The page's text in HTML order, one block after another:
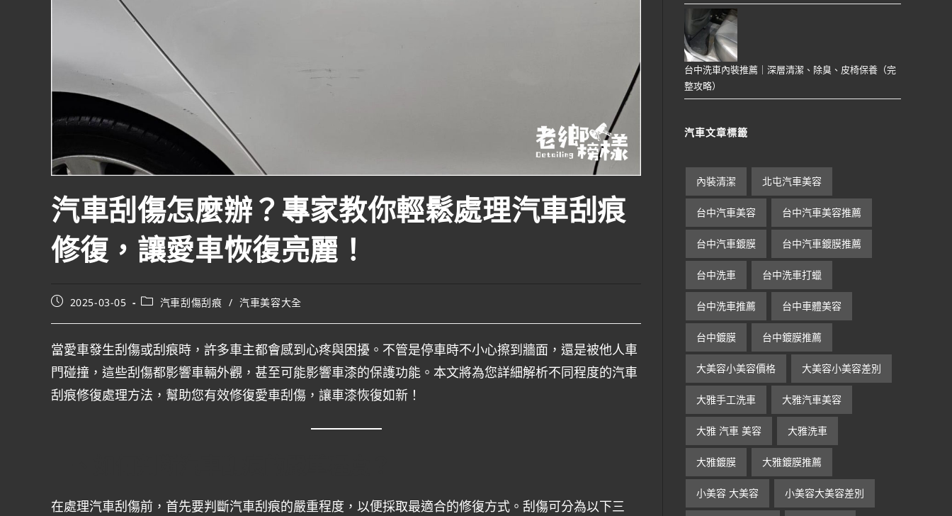
汽車刮傷怎麼辦？專家教你輕鬆處理汽車刮痕
修復，讓愛車恢復亮麗！
2025-03-05 汽車刮傷刮痕 / 汽車美容大全
當愛車發生刮傷或刮痕時，許多車主都會感到心疼與困擾。不管是停車時不小心擦到牆面，還是被他人車
門碰撞，這些刮傷都影響車輛外觀，甚至可能影響車漆的保護功能。本文將為您詳細解析不同程度的汽車
刮痕修復處理方法，幫助您有效修復愛車刮傷，讓車漆恢復如新！
在處理汽車刮傷前，首先要判斷汽車刮痕的嚴重程度，以便採取最適合的修復方式。刮傷可分為以下三
台中洗車內裝推薦｜深層清潔、除臭、皮椅保養（完
整攻略）
汽車文章標籤
內裝清潔 北屯汽車美容
台中汽車美容 台中汽車美容推薦
台中汽車鍍膜 台中汽車鍍膜推薦
台中洗車 台中洗車打蠟
台中洗車推薦 台中車體美容
台中鍍膜 台中鍍膜推薦
大美容小美容價格 大美容小美容差別
大雅手工洗車 大雅汽車美容
大雅 汽車 美容 大雅洗車
大雅鍍膜 大雅鍍膜推薦
小美容 大美容 小美容大美容差別